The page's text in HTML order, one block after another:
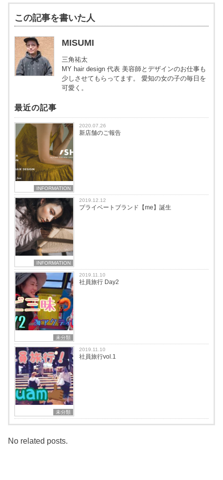
この記事を書いた人
MISUMI
三角祐太
MY hair design 代表 美容師とデザインのお仕事も
少しさせてもらってます。 愛知の女の子の毎日を
可愛く。
最近の記事
INFORMATION
2020.07.26
新店舗のご報告
INFORMATION
2019.12.12
プライベートブランド【me】誕生
未分類
2019.11.10
社員旅行 Day2
未分類
2019.11.10
社員旅行vol.1
No related posts.